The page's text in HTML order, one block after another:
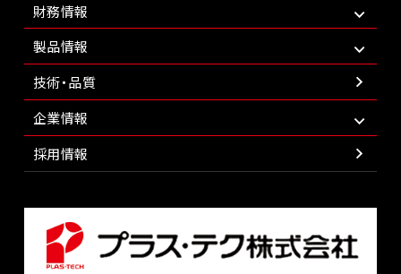
財務情報
製品情報
技術・品質
企業情報
採用情報